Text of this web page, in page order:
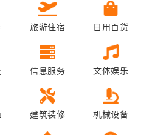
旅游住宿 日用百货
信息服务 文体娱乐
建筑装修 机械设备